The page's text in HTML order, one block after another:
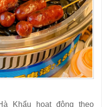
Khẩu hoạt động theo